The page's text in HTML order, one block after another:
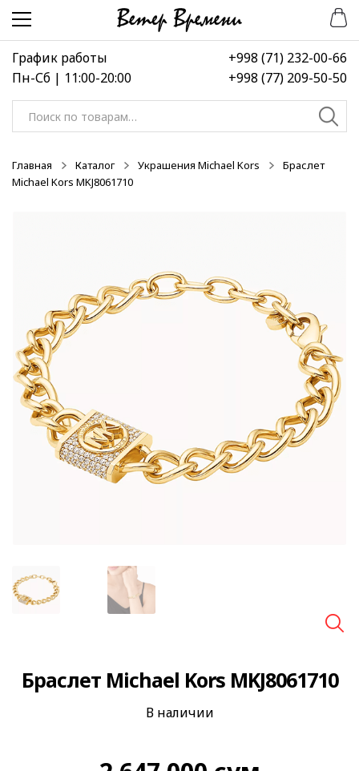
Перейти
навигации
Перейти
содержимому
График работы
Пн-Сб | 11:00-20:00
+998 (71) 232-00-66
+998 (77) 209-50-50
Искать:
Главная Каталог Украшения Michael Kors
Браслет
Michael Kors MKJ8061710
Браслет Michael Kors MKJ8061710
В наличии